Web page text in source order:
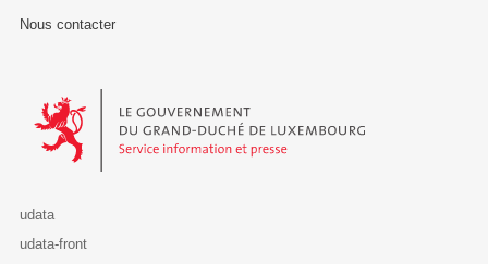
Nous contacter
Le Gouvernement du Grand-Duché de Luxembourg - Service
udata
udata-front